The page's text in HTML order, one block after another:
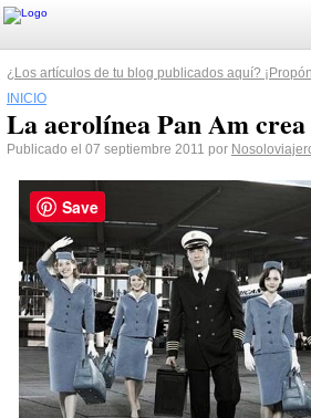
¿Los artículos de tu blog publicados aquí?
INICIO
La aerolínea Pan Am
Publicado el 07 septiembre 2011 por
Save